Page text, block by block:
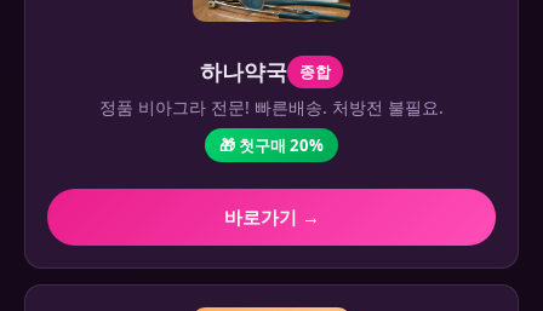
하나약국 종합
정품 비아그라 전문! 빠른배송. 처방전 불필요.
🎁 첫구매 20%
바로가기 →